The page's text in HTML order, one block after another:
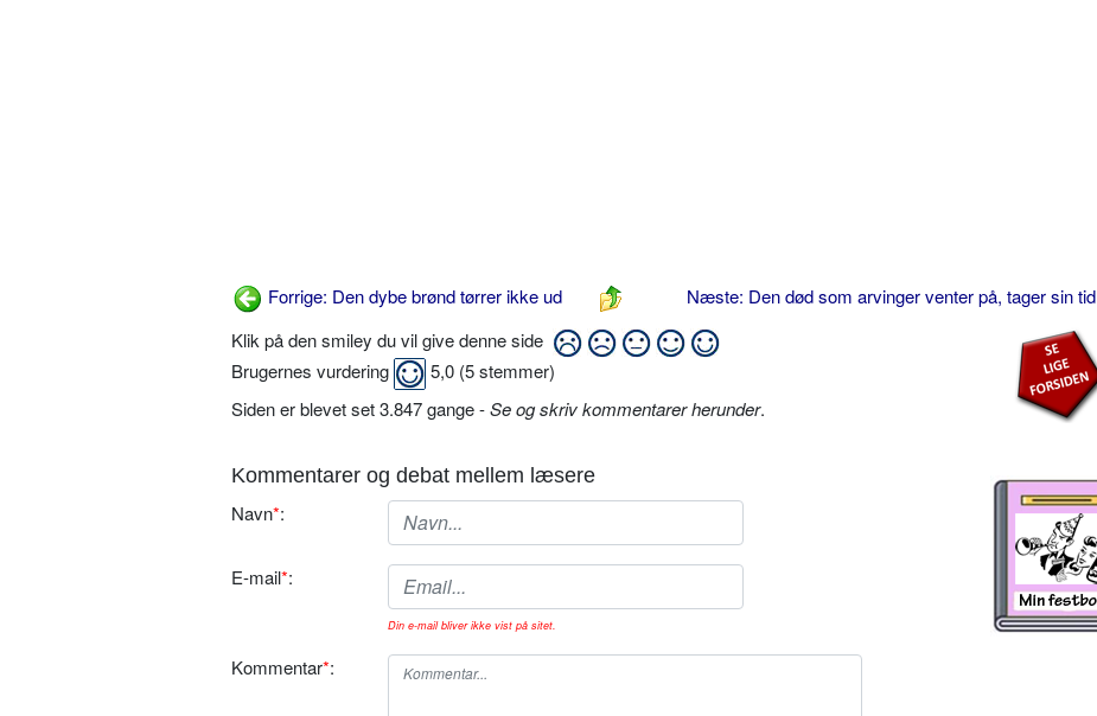
Forrige: Den dybe brønd tørrer ikke ud
Næste: Den død som arvinger venter på, tager sin tid
Klik på den smiley du vil give denne side
Brugernes vurdering
5,0 (5stemmer)
Siden er blevet set 3.847 gange -Se og skriv kommentarer herunder.
Kommentarer og debat mellem læsere
Navn*:
E-mail*:
Din e-mail bliver ikke vist på sitet.
Kommentar*: